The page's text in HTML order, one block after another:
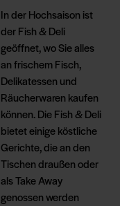
In der Hochsaison ist
der Fish & Deli
geöffnet, wo Sie alles
an frischem Fisch,
Delikatessen und
Räucherwaren kaufen
können. Die Fish & Deli
bietet einige köstliche
Gerichte, die an den
Tischen draußen oder
als Take Away
genossen werden